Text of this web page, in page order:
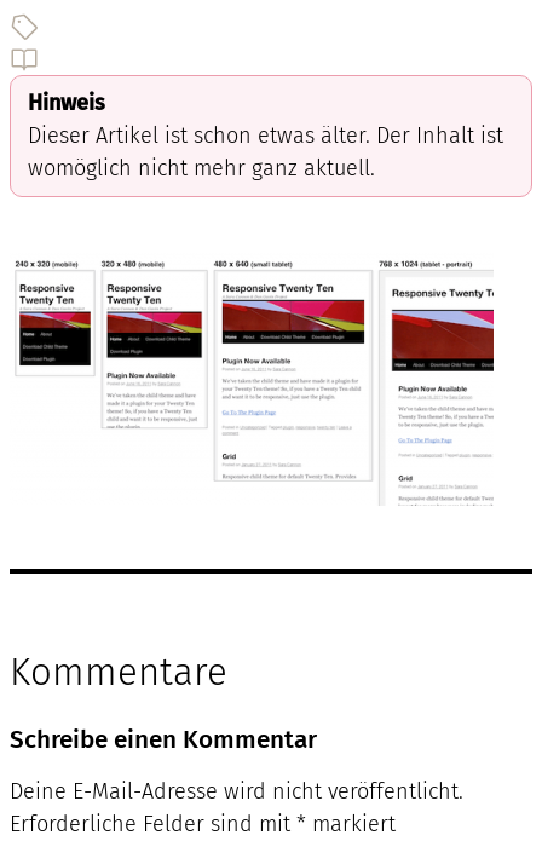
Hinweis
Dieser Artikel ist schon etwas älter. Der Inhalt ist
womöglich nicht mehr ganz aktuell.
Kommentare
Schreibe einen Kommentar
Deine E-Mail-Adresse wird nicht veröffentlicht.
Erforderliche Felder sind mit * markiert